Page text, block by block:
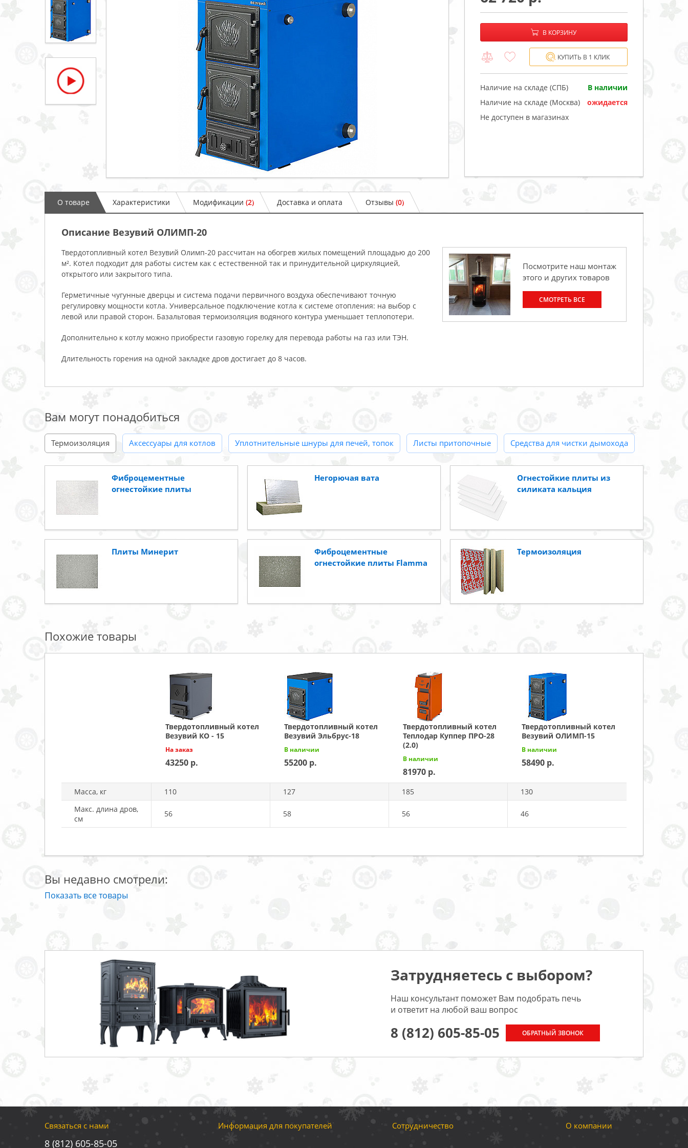
−
В КОРЗИНУ
КУПИТЬ В 1 КЛИК
Наличие на складе (СПБ)
В наличии
Наличие на складе (Москва)
ожидается
Не доступен в магазинах
О товаре Характеристики Модификации (2) Доставка и оплата Отзывы (0)
Описание Везувий ОЛИМП-20
Посмотрите наш монтаж
этого и других товаров
СМОТРЕТЬ ВСЕ
Твердотопливный котел Везувий Олимп-20 рассчитан на обогрев жилых помещений площадью до 200
м². Котел подходит для работы систем как с естественной так и принудительной циркуляцией,
открытого или закрытого типа.
Герметичные чугунные дверцы и система подачи первичного воздуха обеспечивают точную
регулировку мощности котла. Универсальное подключение котла к системе отопления: на выбор с
левой или правой сторон. Базальтовая термоизоляция водяного контура уменьшает теплопотери.
Дополнительно к котлу можно приобрести газовую горелку для перевода работы на газ или ТЭН.
Длительность горения на одной закладке дров достигает до 8 часов.
Вам могут понадобиться
Термоизоляция Аксессуары для котлов Уплотнительные шнуры для печей, топок Листы притопочные Средства для чистки дымохода
Фиброцементные
огнестойкие плиты
Негорючая вата
Огнестойкие плиты из
силиката кальция
Плиты Минерит
Фиброцементные
огнестойкие плиты Flamma
Термоизоляция
Похожие товары
Твердотопливный котел
Везувий КО - 15
На заказ
43250
Твердотопливный котел
Везувий Эльбрус-18
В наличии
55200
Твердотопливный котел
Теплодар Куппер ПРО-28
(2.0)
В наличии
81970
Твердотопливный котел
Везувий ОЛИМП-15
В наличии
58490
Масса, кг 110 127 185
130
Макс. длина дров,
см
56 58 56 46
Вы недавно смотрели:
Показать все товары
Затрудняетесь с выбором?
Наш консультант поможет Вам подобрать печь
и ответит на любой ваш вопрос
8 (812) 605-85-05 ОБРАТНЫЙ ЗВОНОК
Связаться с нами
8 (812) 605-85-05
Информация для покупателей Сотрудничество О компании